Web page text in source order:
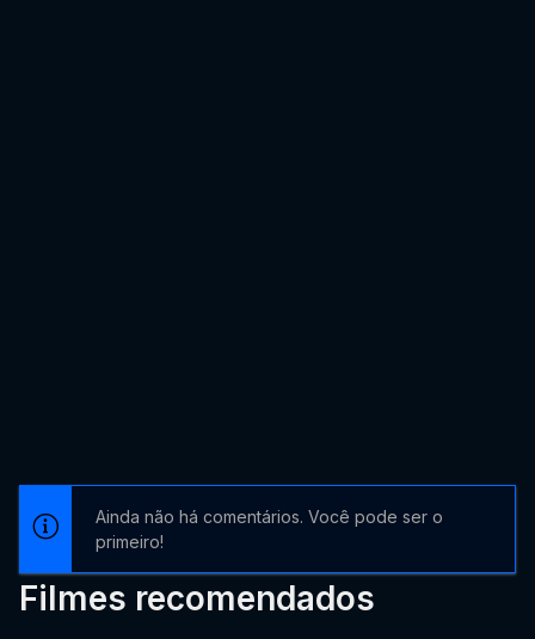
Ainda não há comentários. Você pode ser o
primeiro!
Filmes recomendados